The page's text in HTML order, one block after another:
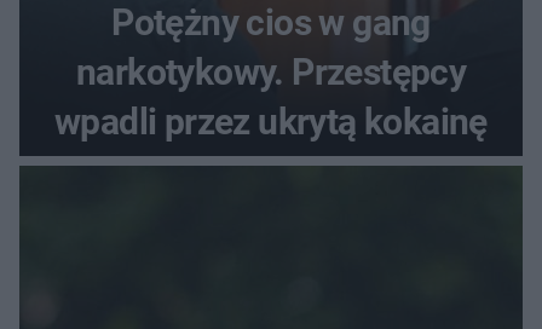
Potężny cios w gang
narkotykowy. Przestępcy
wpadli przez ukrytą kokainę